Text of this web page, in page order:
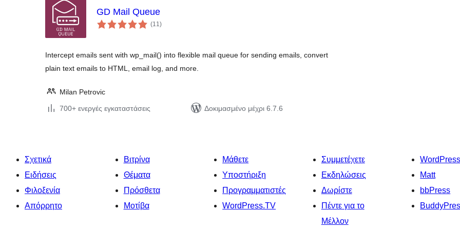
GD Mail Queue
(11αξιολογήσεις
σύνολο
)
Intercept emails sent with wp_mail() into flexible mail queue for sending emails, convert
plain text emails to HTML, email log, and more.
Milan Petrovic
700+ ενεργές εγκαταστάσεις
Δοκιμασμένο μέχρι 6.7.6
Σχετικά
Ειδήσεις
Φιλοξενία
Απόρρητο
Βιτρίνα
Θέματα
Πρόσθετα
Μοτίβα
Μάθετε
Υποστήριξη
Προγραμματιστές
WordPress.TV
Συμμετέχετε
Εκδηλώσεις
Δωρίστε
Πέντε για το
Μέλλον
Matt
bbPress